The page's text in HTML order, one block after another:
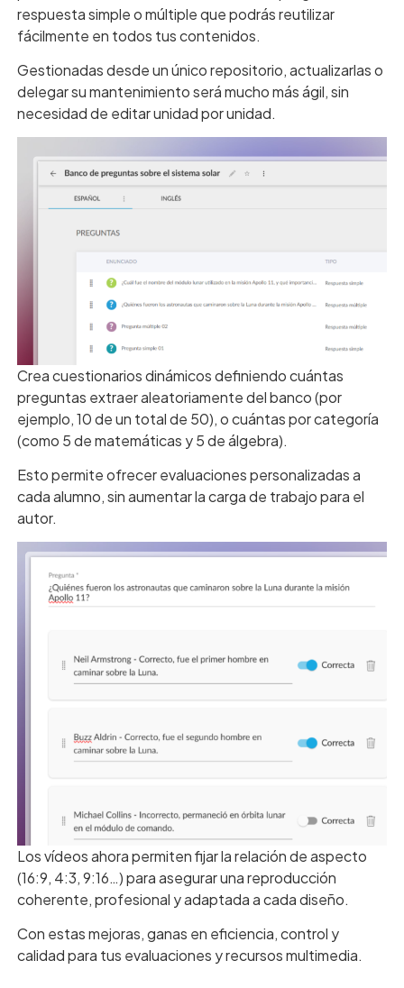
respuesta simple o múltiple que podrás reutilizar
fácilmente en todos tus contenidos.
Gestionadas desde un único repositorio, actualizarlas o
delegar su mantenimiento será mucho más ágil, sin
necesidad de editar unidad por unidad.
Crea cuestionarios dinámicos definiendo cuántas
preguntas extraer aleatoriamente del banco (por
ejemplo, 10 de un total de 50), o cuántas por categoría
(como 5 de matemáticas y 5 de álgebra).
Esto permite ofrecer evaluaciones personalizadas a
cada alumno, sin aumentar la carga de trabajo para el
autor.
Los vídeos ahora permiten fijar la relación de aspecto
(16:9, 4:3, 9:16…) para asegurar una reproducción
coherente, profesional y adaptada a cada diseño.
Con estas mejoras, ganas en eficiencia, control y
calidad para tus evaluaciones y recursos multimedia.